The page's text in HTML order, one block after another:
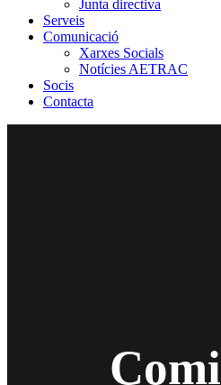
Junta directiva
Serveis
Comunicació
Xarxes Socials
Notícies AETRAC
Socis
Contacta